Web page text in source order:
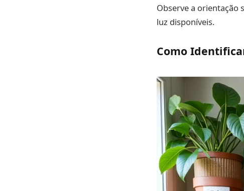
Observe a orientação
luz disponíveis.
Como